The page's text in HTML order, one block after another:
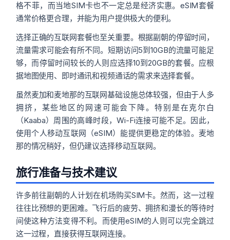
格不菲，而当地SIM卡也不一定总是经济实惠。eSIM套餐
通常价格更合理，并能为用户提供极大的便利。
选择正确的互联网套餐也至关重要。根据副朝的停留时间，
流量需求可能会有所不同。短期访问5到10GB的流量可能足
够，而停留时间较长的人则应选择10到20GB的套餐。应根
据地图使用、即时通讯和视频通话的需求来选择套餐。
虽然麦加和麦地那的互联网基础设施总体较强，但由于人多
拥挤，某些地区的网速可能会下降。特别是在克尔白
（Kaaba）周围的高峰时段，Wi-Fi连接可能不足。因此，
使用个人移动互联网（eSIM）能提供更稳定的体验。麦地
那的情况稍好，但仍建议选择移动互联网。
旅行准备与技术建议
许多前往副朝的人计划在机场购买SIM卡。然而，这一过程
往往比预想的更困难。飞行后的疲劳、拥挤和漫长的等待时
间使这种方法变得不利。而使用eSIM的人则可以完全跳过
这一过程，直接获得互联网连接。